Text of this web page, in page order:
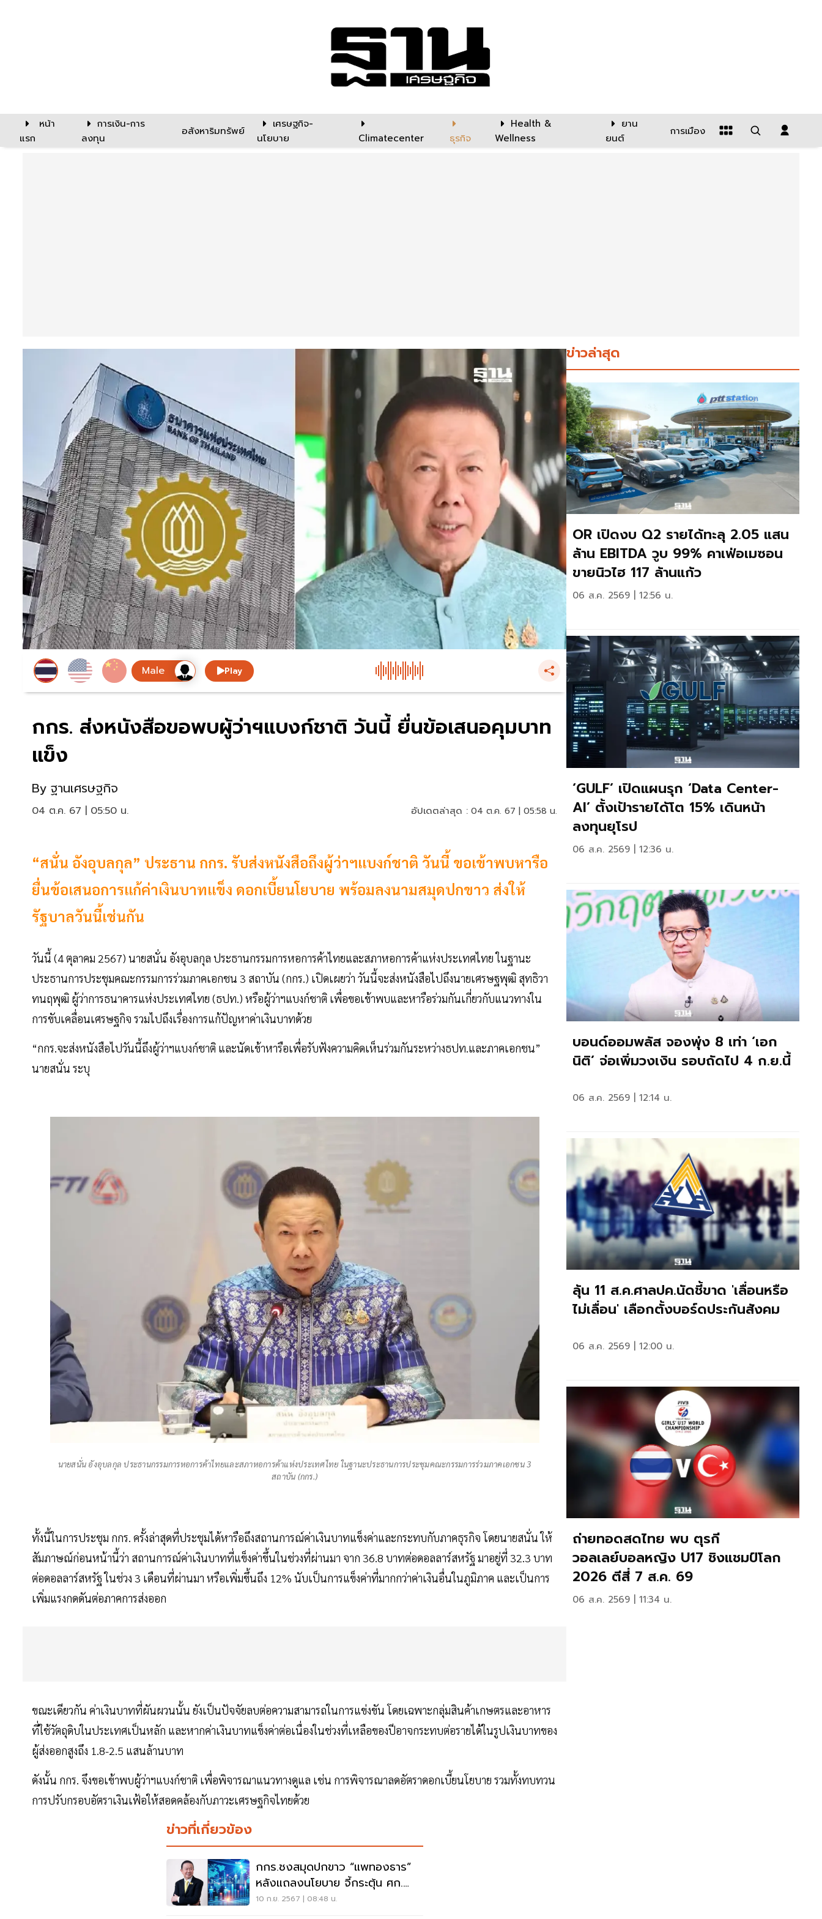
หน้า
แรก
การเงิน-การ
ลงทุน
อสังหาริมทรัพย์
เศรษฐกิจ-
นโยบาย
Climatecenter ธุรกิจ
Health &
Wellness
ยาน
ยนต์
การเมือง
Play
กกร. ส่งหนังสือขอพบผู้ว่าฯแบงก์ชาติ วันนี้ ยื่นข้อเสนอคุมบาท
แข็ง
By ฐานเศรษฐกิจ
04 ต.ค. 67 | 05:50 น. อัปเดตล่าสุด : 04 ต.ค. 67 | 05:58 น.
“สนั่น อังอุบลกุล” ประธาน กกร. รับส่งหนังสือถึงผู้ว่าฯแบงก์ชาติ วันนี้ ขอเข้าพบหารือ
ยื่นข้อเสนอการแก้ค่าเงินบาทแข็ง ดอกเบี้ยนโยบาย พร้อมลงนามสมุดปกขาว ส่งให้
รัฐบาลวันนี้เช่นกัน
วันนี้ (4 ตุลาคม 2567) นายสนั่น อังอุบลกุล ประธานกรรมการหอการค้าไทยและสภาหอการค้าแห่งประเทศไทย ในฐานะ
ประธานการประชุมคณะกรรมการร่วมภาคเอกชน 3 สถาบัน (กกร.) เปิดเผยว่า วันนี้จะส่งหนังสือไปถึงนายเศรษฐพุฒิ สุทธิวา
ทนฤพุฒิ ผู้ว่าการธนาคารแห่งประเทศไทย (ธปท.) หรือผู้ว่าฯแบงก์ชาติ เพื่อขอเข้าพบและหารือร่วมกันเกี่ยวกับแนวทางใน
การขับเคลื่อนเศรษฐกิจ รวมไปถึงเรื่องการแก้ปัญหาค่าเงินบาทด้วย
“กกร.จะส่งหนังสือไปวันนี้ถึงผู้ว่าฯแบงก์ชาติ และนัดเข้าหารือเพื่อรับฟังความคิดเห็นร่วมกันระหว่างธปท.และภาคเอกชน”
นายสนั่น ระบุ
นายสนั่น อังอุบลกุล ประธานกรรมการหอการค้าไทยและสภาหอการค้าแห่งประเทศไทย ในฐานะประธานการประชุมคณะกรรมการร่วมภาคเอกชน 3
สถาบัน (กกร.)
ทั้งนี้ในการประชุม กกร. ครั้งล่าสุดที่ประชุมได้หารือถึงสถานการณ์ค่าเงินบาทแข็งค่าและกระทบกับภาคธุรกิจ โดยนายสนั่น ให้
สัมภาษณ์ก่อนหน้านี้ว่า สถานการณ์ค่าเงินบาทที่แข็งค่าขึ้นในช่วงที่ผ่านมา จาก 36.8 บาทต่อดอลลาร์สหรัฐ มาอยู่ที่ 32.3 บาท
ต่อดอลลาร์สหรัฐ ในช่วง 3 เดือนที่ผ่านมา หรือเพิ่มขึ้นถึง 12% นับเป็นการแข็งค่าที่มากกว่าค่าเงินอื่นในภูมิภาค และเป็นการ
เพิ่มแรงกดดันต่อภาคการส่งออก
ขณะเดียวกัน ค่าเงินบาทที่ผันผวนนั้น ยังเป็นปัจจัยลบต่อความสามารถในการแข่งขัน โดยเฉพาะกลุ่มสินค้าเกษตรและอาหาร
ที่ใช้วัตถุดิบในประเทศเป็นหลัก และหากค่าเงินบาทแข็งค่าต่อเนื่องในช่วงที่เหลือของปีอาจกระทบต่อรายได้ในรูปเงินบาทของ
ผู้ส่งออกสูงถึง 1.8-2.5 แสนล้านบาท
ดังนั้น กกร. จึงขอเข้าพบผู้ว่าฯแบงก์ชาติ เพื่อพิจารณาแนวทางดูแล เช่น การพิจารณาลดอัตราดอกเบี้ยนโยบาย รวมทั้งทบทวน
การปรับกรอบอัตราเงินเฟ้อให้สอดคล้องกับภาวะเศรษฐกิจไทยด้วย
ข่าวที่เกี่ยวข้อง
กกร.ชงสมุดปกขาว “แพทองธาร”
หลังแถลงนโยบาย จี้กระตุ้น ศก.
เพิ่มขีดแข่งขัน
10 ก.ย. 2567 | 08:48 น.
ข่าวล่าสุด
OR เปิดงบ Q2 รายได้ทะลุ 2.05 แสน
ล้าน EBITDA วูบ 99% คาเฟ่อเมซอน
ขายนิวไฮ 117 ล้านแก้ว
06 ส.ค. 2569 | 12:56 น.
‘GULF’ เปิดแผนรุก ‘Data Center-
AI’ ตั้งเป้ารายได้โต 15% เดินหน้า
ลงทุนยุโรป
06 ส.ค. 2569 | 12:36 น.
บอนด์ออมพลัส จองพุ่ง 8 เท่า ‘เอก
นิติ’ จ่อเพิ่มวงเงิน รอบถัดไป 4 ก.ย.นี้
06 ส.ค. 2569 | 12:14 น.
ลุ้น 11 ส.ค.ศาลปค.นัดชี้ขาด 'เลื่อนหรือ
ไม่เลื่อน' เลือกตั้งบอร์ดประกันสังคม
06 ส.ค. 2569 | 12:00 น.
ถ่ายทอดสดไทย พบ ตุรกี
วอลเลย์บอลหญิง U17 ชิงแชมป์โลก
2026 ตีสี่ 7 ส.ค. 69
06 ส.ค. 2569 | 11:34 น.